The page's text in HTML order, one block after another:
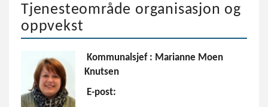
Tjenesteområde organisasjon og
oppvekst
Kommunalsjef : Marianne Moen
Knutsen
E-post: